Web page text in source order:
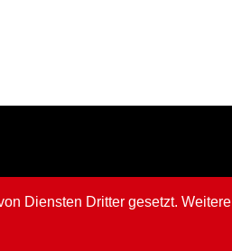
Diensten Dritter gesetzt. Weitere